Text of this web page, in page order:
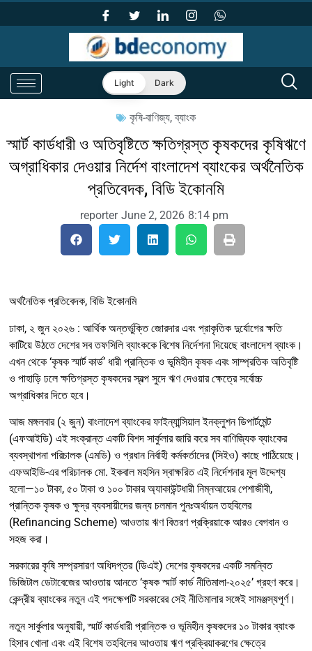
Light Dark
কৃষি-বাণিজ্য,ব্যাংক
স্মার্ট কার্ডধারী ও অতিবৃষ্টিতে ক্ষতিগ্রস্ত কৃষকদের কৃষিঋণে
অগ্রাধিকার দেওয়ার নির্দেশ বাংলাদেশ ব্যাংকের অর্থনৈতিক
প্রতিবেদক, বিডি ইকোনমি
reporter June 2, 2026 8:14 pm
অর্থনৈতিক প্রতিবেদক, বিডি ইকোনমি
ঢাকা, ২ জুন ২০২৬ : আর্থিক অন্তর্ভুক্তি জোরদার এবং প্রাকৃতিক দুর্যোগের ক্ষতি
কাটিয়ে উঠতে দেশের সব তফসিলি ব্যাংককে বিশেষ নির্দেশনা দিয়েছে বাংলাদেশ ব্যাংক।
এখন থেকে ‘কৃষক স্মার্ট কার্ড’ ধারী প্রান্তিক ও ভূমিহীন কৃষক এবং সাম্প্রতিক অতিবৃষ্টি
ও পাহাড়ি ঢলে ক্ষতিগ্রস্ত কৃষকদের স্বল্প সুদে ঋণ দেওয়ার ক্ষেত্রে সর্বোচ্চ
অগ্রাধিকার দিতে হবে।
আজ মঙ্গলবার (২ জুন) বাংলাদেশ ব্যাংকের ফাইন্যান্সিয়াল ইনক্লুশন ডিপার্টমেন্ট
(এফআইডি) এই সংক্রান্ত একটি বিশদ সার্কুলার জারি করে সব বাণিজ্যিক ব্যাংকের
ব্যবস্থাপনা পরিচালক (এমডি) ও প্রধান নির্বাহী কর্মকর্তাদের (সিইও) কাছে পাঠিয়েছে।
এফআইডি-এর পরিচালক মো. ইকবাল মহসিন স্বাক্ষরিত এই নির্দেশনার মূল উদ্দেশ্য
হলো—১০ টাকা, ৫০ টাকা ও ১০০ টাকার অ্যাকাউন্টধারী নিম্নআয়ের পেশাজীবী,
প্রান্তিক কৃষক ও ক্ষুদ্র ব্যবসায়ীদের জন্য চলমান পুনঃঅর্থায়ন তহবিলের
(Refinancing Scheme) আওতায় ঋণ বিতরণ প্রক্রিয়াকে আরও বেগবান ও
সহজ করা।
সরকারের কৃষি সম্প্রসারণ অধিদপ্তর (ডিএই) দেশের কৃষকদের একটি সমন্বিত
ডিজিটাল ডেটাবেজের আওতায় আনতে ‘কৃষক স্মার্ট কার্ড নীতিমালা-২০২৫’ গ্রহণ করে।
কেন্দ্রীয় ব্যাংকের নতুন এই পদক্ষেপটি সরকারের সেই নীতিমালার সঙ্গেই সামঞ্জস্যপূর্ণ।
নতুন সার্কুলার অনুযায়ী, স্মার্ট কার্ডধারী প্রান্তিক ও ভূমিহীন কৃষকদের ১০ টাকার ব্যাংক
হিসাব খোলা এবং এই বিশেষ তহবিলের আওতায় ঋণ প্রক্রিয়াকরণের ক্ষেত্রে